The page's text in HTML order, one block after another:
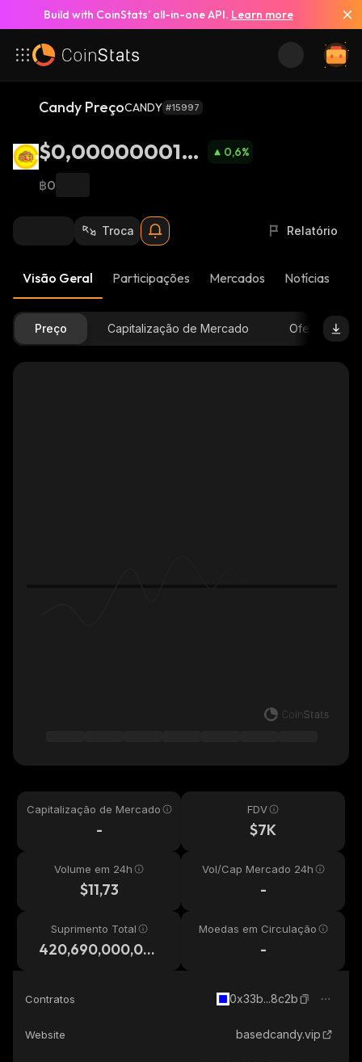
Build with CoinStats’ all-in-one API. Learn more
Candy PreçoCANDY #15997
$0,0000000166
3
0,6%
฿0
Troca Relatório
Visão Geral Participações Mercados Notícias
Preço Capitalização de Mercado Oferta
Capitalização de Mercado
-
FDV
$7K
Volume em 24h
$11,73
Vol/Cap Mercado 24h
-
Suprimento Total
420,690,000,00
Moedas em Circulação
-
Contratos 0x33b...8c2b
Website basedcandy.vip